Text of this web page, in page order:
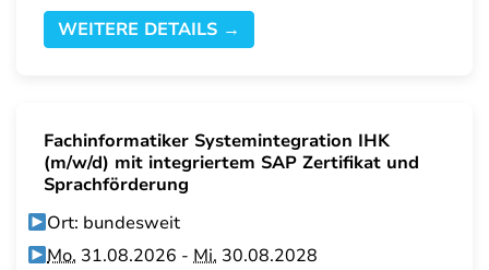
WEITERE DETAILS →
Fachinformatiker Systemintegration IHK
(m/w/d) mit integriertem SAP Zertifikat und
Sprachförderung
Ort: bundesweit
Mo. 31.08.2026 -Mi. 30.08.2028